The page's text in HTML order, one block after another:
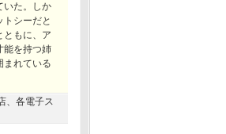
いた。しか
シーだと
ともに、ア
能を持つ姉
まれている
、各電子ス